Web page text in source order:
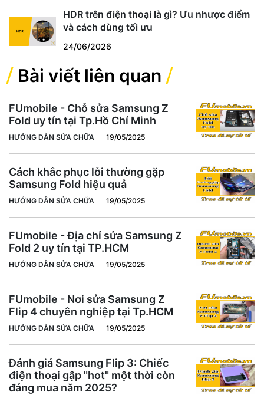
HDR trên điện thoại là gì? Ưu nhược điểm
và cách dùng tối ưu
24/06/2026
Bài viết liên quan
FUmobile - Chỗ sửa Samsung Z
Fold uy tín tại Tp.Hồ Chí Minh
HƯỚNG DẪN SỬA CHỮA 19/05/2025
Cách khắc phục lỗi thường gặp
Samsung Fold hiệu quả
HƯỚNG DẪN SỬA CHỮA 19/05/2025
FUmobile - Địa chỉ sửa Samsung Z
Fold 2 uy tín tại TP.HCM
HƯỚNG DẪN SỬA CHỮA 19/05/2025
FUmobile - Nơi sửa Samsung Z
Flip 4 chuyên nghiệp tại Tp.HCM
HƯỚNG DẪN SỬA CHỮA 19/05/2025
Đánh giá Samsung Flip 3: Chiếc
điện thoại gập "hot" một thời còn
đáng mua năm 2025?